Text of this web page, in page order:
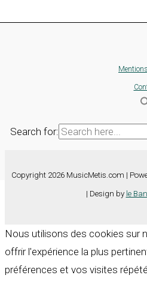
Search for:
Copyright 2026 MusicMetis.com |
| Design by le
Nous utilisons des cookies sur
offrir l'expérience la plus
préférences et vos visites